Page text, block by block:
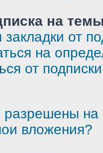
на
от
на
от
разрешены
вложения?